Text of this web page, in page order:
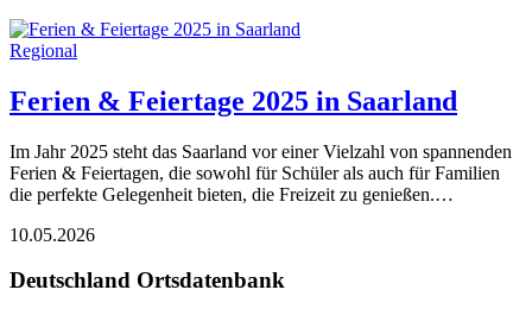
Regional
Ferien & Feiertage 2025 in Saarland
Im Jahr 2025 steht das Saarland vor einer Vielzahl von spannenden
Ferien & Feiertagen, die sowohl für Schüler als auch für Familien
die perfekte Gelegenheit bieten, die Freizeit zu genießen.…
10.05.2026
Deutschland Ortsdatenbank